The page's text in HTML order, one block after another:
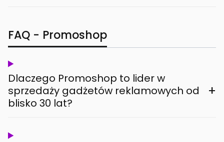
FAQ - Promoshop
Dlaczego Promoshop to lider w
sprzedaży gadżetów reklamowych od
blisko 30 lat?
+